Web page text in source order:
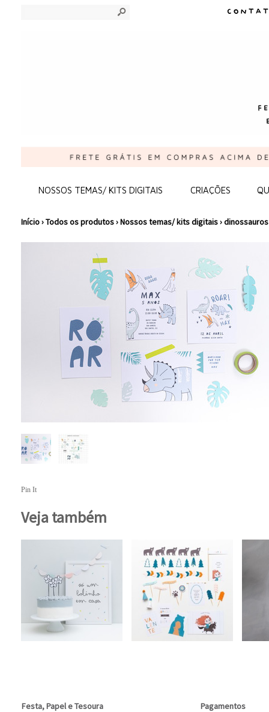
s
NOSSOS TEMAS/ KITS DIGITAIS CRIAÇÕES
Início›Todos os produtos›Nossos temas/ kits digitais›dinossauros
Pin It
Veja também
Festa, Papel e Tesoura
Pagamentos